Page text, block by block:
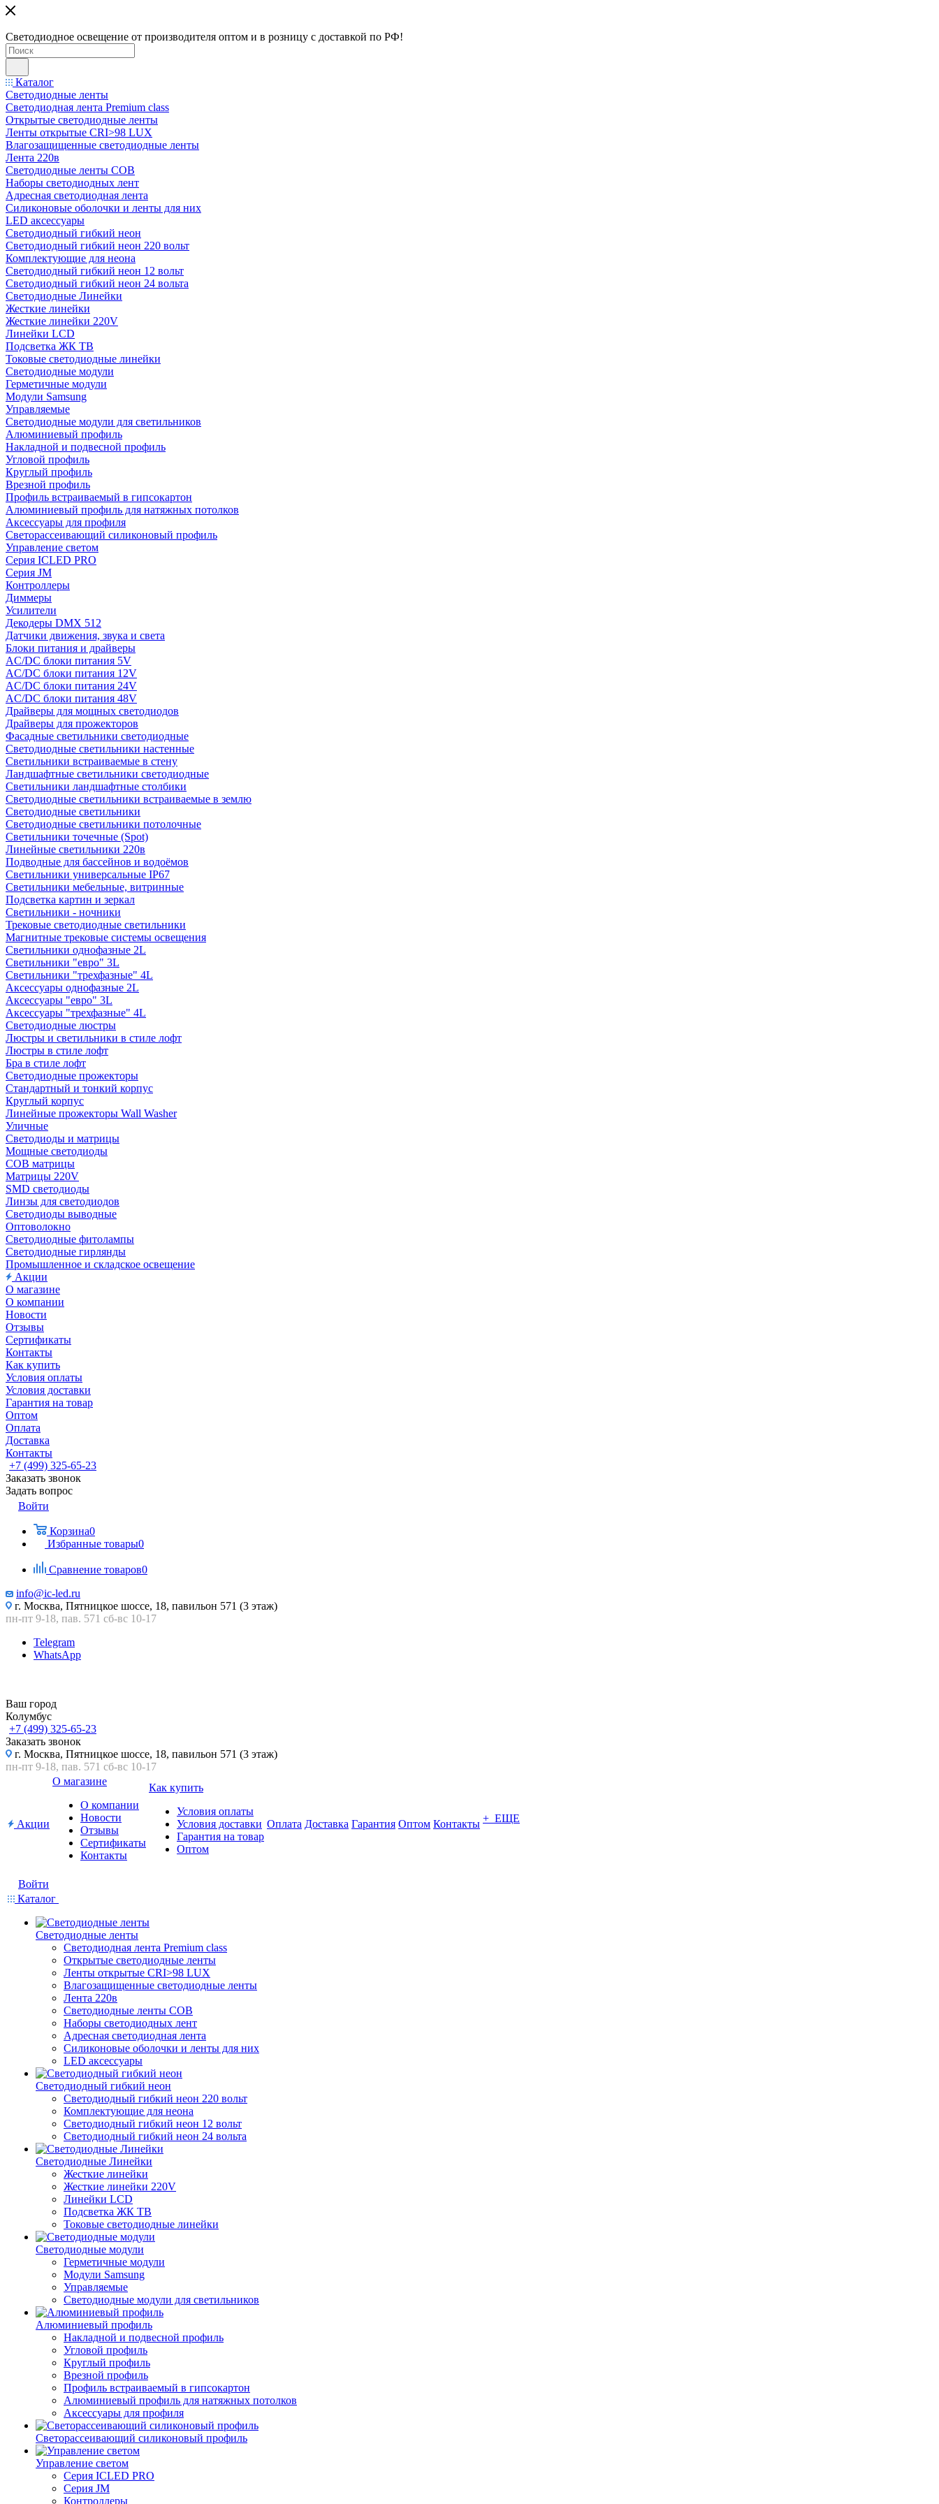
Светодиодное освещение от производителя оптом и в розницу с доставкой по РФ!
Каталог
Светодиодные ленты
Светодиодная лента Premium class
Открытые светодиодные ленты
Ленты открытые CRI>98 LUX
Влагозащищенные светодиодные ленты
Лента 220в
Светодиодные ленты COB
Наборы светодиодных лент
Адресная светодиодная лента
Силиконовые оболочки и ленты для них
LED аксессуары
Светодиодный гибкий неон
Светодиодный гибкий неон 220 вольт
Комплектующие для неона
Светодиодный гибкий неон 12 вольт
Светодиодный гибкий неон 24 вольта
Светодиодные Линейки
Жесткие линейки
Жесткие линейки 220V
Линейки LCD
Подсветка ЖК ТВ
Токовые светодиодные линейки
Светодиодные модули
Герметичные модули
Модули Samsung
Управляемые
Светодиодные модули для светильников
Алюминиевый профиль
Накладной и подвесной профиль
Угловой профиль
Круглый профиль
Врезной профиль
Профиль встраиваемый в гипсокартон
Алюминиевый профиль для натяжных потолков
Аксессуары для профиля
Светорассеивающий силиконовый профиль
Управление светом
Серия ICLED PRO
Серия JM
Контроллеры
Диммеры
Усилители
Декодеры DMX 512
Датчики движения, звука и света
Блоки питания и драйверы
AC/DC блоки питания 5V
AC/DC блоки питания 12V
AC/DC блоки питания 24V
AC/DC блоки питания 48V
Драйверы для мощных светодиодов
Драйверы для прожекторов
Фасадные светильники светодиодные
Светодиодные светильники настенные
Светильники встраиваемые в стену
Ландшафтные светильники светодиодные
Светильники ландшафтные столбики
Светодиодные светильники встраиваемые в землю
Светодиодные светильники
Светодиодные светильники потолочные
Светильники точечные (Spot)
Линейные светильники 220в
Подводные для бассейнов и водоёмов
Светильники универсальные IP67
Светильники мебельные, витринные
Подсветка картин и зеркал
Светильники - ночники
Трековые светодиодные светильники
Магнитные трековые системы освещения
Светильники однофазные 2L
Светильники "евро" 3L
Светильники "трехфазные" 4L
Аксессуары однофазные 2L
Аксессуары "евро" 3L
Аксессуары "трехфазные" 4L
Светодиодные люстры
Люстры и светильники в стиле лофт
Люстры в стиле лофт
Бра в стиле лофт
Светодиодные прожекторы
Стандартный и тонкий корпус
Круглый корпус
Линейные прожекторы Wall Washer
Уличные
Светодиоды и матрицы
Мощные светодиоды
COB матрицы
Матрицы 220V
SMD светодиоды
Линзы для светодиодов
Светодиоды выводные
Оптоволокно
Светодиодные фитолампы
Светодиодные гирлянды
Промышленное и складское освещение
Акции
О магазине
О компании
Новости
Отзывы
Сертификаты
Контакты
Как купить
Условия оплаты
Условия доставки
Гарантия на товар
Оптом
Оплата
Доставка
Контакты
+7 (499) 325-65-23
Заказать звонок
Задать вопрос
Войти
Корзина0
Избранные товары0
Сравнение товаров0
info@ic-led.ru
г. Москва, Пятницкое шоссе, 18, павильон 571 (3 этаж)
пн-пт 9-18, пав. 571 сб-вс 10-17
Telegram
WhatsApp
Ваш город
Колумбус
+7 (499) 325-65-23
Заказать звонок
г. Москва, Пятницкое шоссе, 18, павильон 571 (3 этаж)
пн-пт 9-18, пав. 571 сб-вс 10-17
Акции
О магазине
О компании
Новости
Отзывы
Сертификаты
Контакты
Как купить
Условия оплаты
Условия доставки
Гарантия на товар
Оптом
Оплата Доставка Гарантия Оптом Контакты + ЕЩЕ
Войти
Каталог
Светодиодные ленты
Светодиодная лента Premium class
Открытые светодиодные ленты
Ленты открытые CRI>98 LUX
Влагозащищенные светодиодные ленты
Лента 220в
Светодиодные ленты COB
Наборы светодиодных лент
Адресная светодиодная лента
Силиконовые оболочки и ленты для них
LED аксессуары
Светодиодный гибкий неон
Светодиодный гибкий неон 220 вольт
Комплектующие для неона
Светодиодный гибкий неон 12 вольт
Светодиодный гибкий неон 24 вольта
Светодиодные Линейки
Жесткие линейки
Жесткие линейки 220V
Линейки LCD
Подсветка ЖК ТВ
Токовые светодиодные линейки
Светодиодные модули
Герметичные модули
Модули Samsung
Управляемые
Светодиодные модули для светильников
Алюминиевый профиль
Накладной и подвесной профиль
Угловой профиль
Круглый профиль
Врезной профиль
Профиль встраиваемый в гипсокартон
Алюминиевый профиль для натяжных потолков
Аксессуары для профиля
Светорассеивающий силиконовый профиль
Управление светом
Серия ICLED PRO
Серия JM
Контроллеры